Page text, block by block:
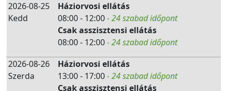
2026-08-25
Kedd
Háziorvosi ellátás
08:00 - 12:00- 24 szabad időpont
Csak asszisztensi ellátás
08:00 - 12:00- 24 szabad időpont
2026-08-26
Szerda
Háziorvosi ellátás
13:00 - 17:00- 24 szabad időpont
Csak asszisztensi ellátás